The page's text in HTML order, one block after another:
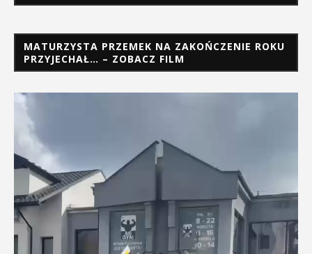
MATURZYSTA PRZEMEK NA ZAKOŃCZENIE ROKU
PRZYJECHAŁ… – ZOBACZ FILM
Odtwarzacz